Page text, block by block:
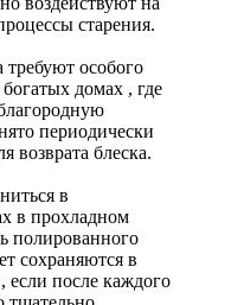
старения.
особого
домах , где
периодически
возврата блеска.
в
в прохладном
полированного
сохраняются в
если после каждого